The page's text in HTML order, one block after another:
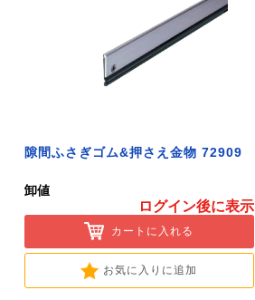
隙間ふさぎゴム&押さえ金物 72909
卸値
ログイン後に表示
カートに入れる
お気に入りに追加